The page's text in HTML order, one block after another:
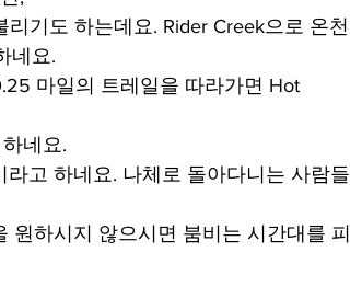
기도 하는데요. Rider Creek으로 온천
네요.
마일의 트레일을 따라가면 Hot
네요.
고 하네요. 나체로 돌아다니는 사람들
원하시지 않으시면 붐비는 시간대를 피